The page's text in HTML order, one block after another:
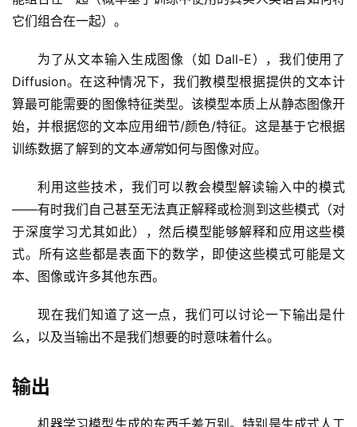
它们组合在一起）。
为了从文本输入生成图像（如 Dall-E），我们使用了
Diffusion。在这种情况下，我们教模型根据提供的文本计
算最可能需要的图像特征类型。该模型本质上从静态图像开
始，并根据您的文本应用细节/颜色/特征。这是基于它根据
训练数据了解到的文本通常如何与图像对应。
利用这些技术，我们可以教会模型解读输入中的模式
——有时我们自己甚至无法真正解释或检测到这些模式（对
于深度学习尤其如此），然后模型能够解释和应用这些模
式。所有这些都是表面下的数学，即使这些模式可能是文
本、图像或许多其他东西。
现在我们知道了这一点，我们可以讨论一下输出是什
么，以及当输出不是我们想要的时意味着什么。
输出